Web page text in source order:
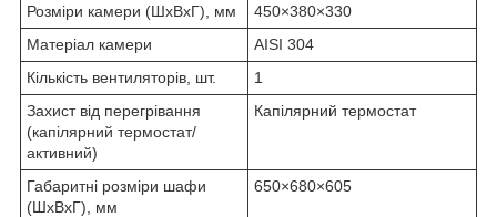
Розміри камери (ШхВхГ), мм
450×380×330
Матеріал камери
AISI 304
Кількість вентиляторів, шт.
1
Захист від перегрівання
(капілярний термостат/
активний)
Капілярний термостат
Габаритні розміри шафи
(ШхВхГ), мм
650×680×605